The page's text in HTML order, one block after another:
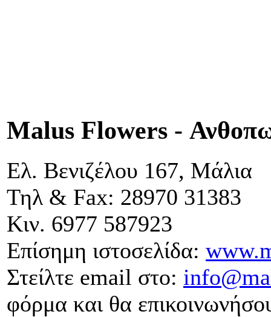
Malus Flowers -
Ελ. Βενιζέλου 167, Μάλια
Τηλ & Fax: 28970 31383
Κιν. 6977 587923
Επίσημη ιστοσελίδα:
Στείλτε email στο:
φόρμα και θα